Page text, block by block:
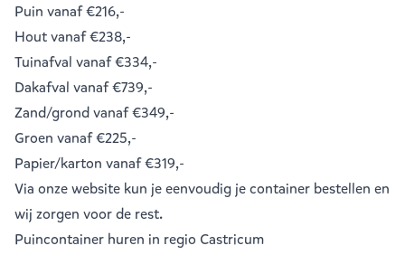
Puin vanaf €216,-
Houtvanaf €238,-
Tuinafval vanaf €334,-
Dakafval vanaf €739,-
Zand/grondvanaf €349,-
Groen vanaf €225,-
Papier/karton vanaf €319,-
Via onze website kun je eenvoudig jecontainer bestellen en
wij zorgen voor de rest.
Puincontainer huren in regio Castricum